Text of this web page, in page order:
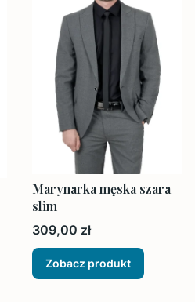
Marynarka męska szara
slim
Cena
309,00 zł
Zobacz produkt